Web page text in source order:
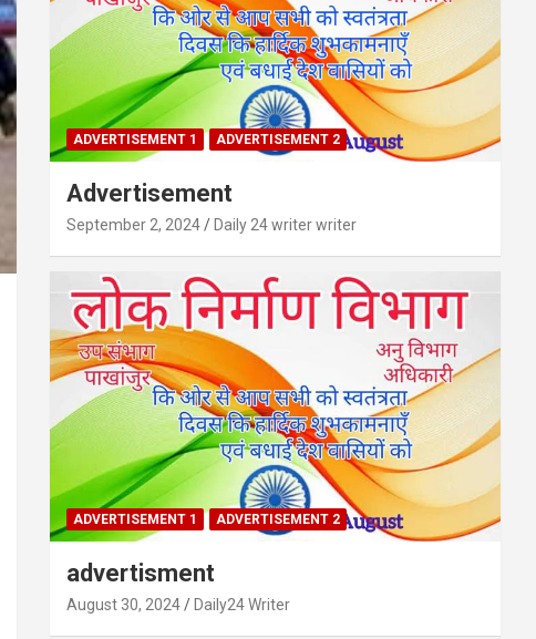
ADVERTISEMENT 1 ADVERTISEMENT 2
Advertisement
September 2, 2024 Daily 24 writer writer
ADVERTISEMENT 1 ADVERTISEMENT 2
advertisment
August 30, 2024 Daily24 Writer